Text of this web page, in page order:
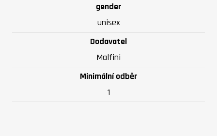
gender
unisex
Dodavatel
Malfini
Minimální odběr
1